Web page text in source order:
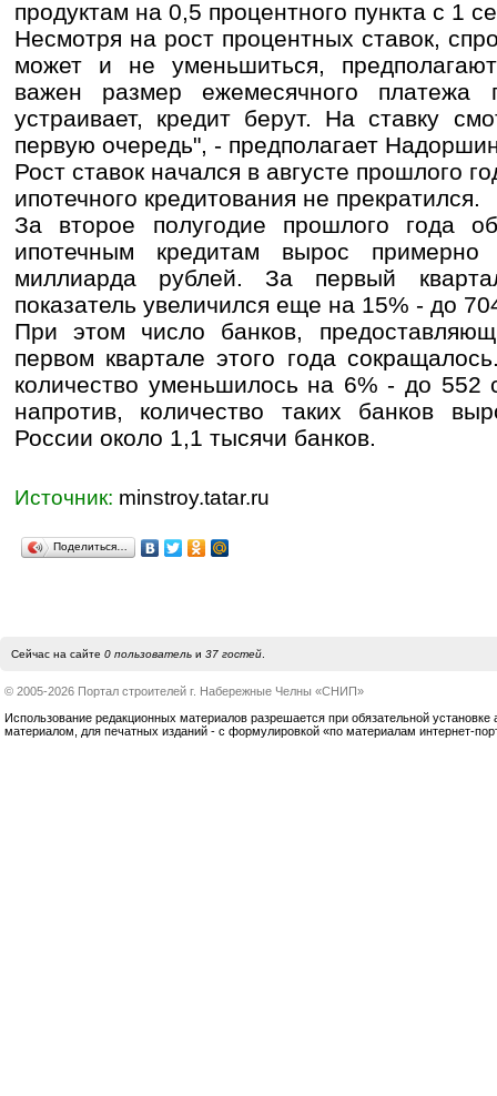
продуктам на 0,5 процентного пункта с 1
Несмотря на рост процентных ставок,
может и не уменьшиться,
важен размер ежемесячного
устраивает, кредит берут. На ставку
первую очередь", - предполагает
Рост ставок начался в августе прошлого
ипотечного кредитования не прекратился.
За второе полугодие прошлого года
ипотечным кредитам вырос
миллиарда рублей. За первый
показатель увеличился еще на 15% - до
При этом число банков,
первом квартале этого года
количество уменьшилось на 6% - до 552
напротив, количество таких банков
России около 1,1 тысячи банков.
Источник: minstroy.tatar.ru
Поделиться…
Сейчас на сайте 0 пользовательи 37 гостей.
© 2005-2026 Портал строителей г. Набережные Челны «СНИП»
Использование редакционных материалов разрешается при обязательной установке
материалом, для печатных изданий - с формулировкой «по материалам интернет-